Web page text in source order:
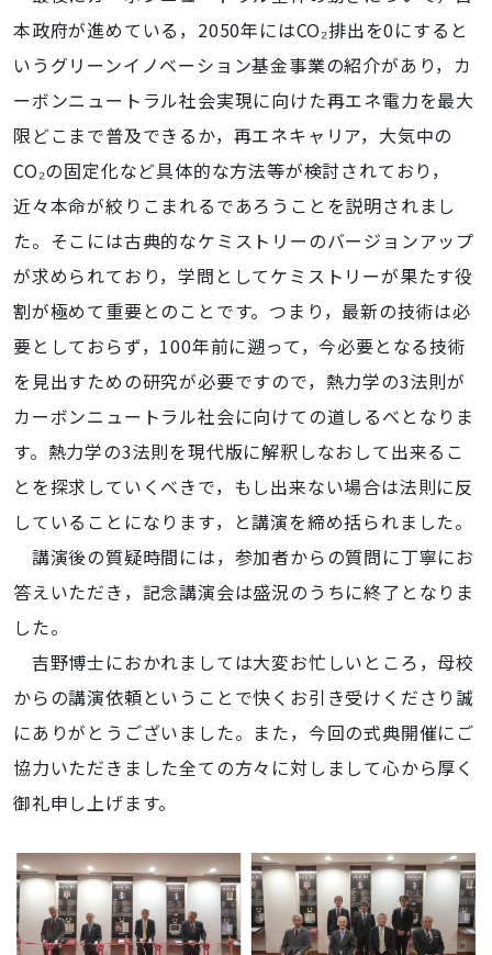
本政府が進めている，2050年にはCO₂排出を0にすると
いうグリーンイノベーション基金事業の紹介があり，カ
ーボンニュートラル社会実現に向けた再エネ電力を最大
限どこまで普及できるか，再エネキャリア，大気中の
CO₂の固定化など具体的な方法等が検討されており，
近々本命が絞りこまれるであろうことを説明されまし
た。そこには古典的なケミストリーのバージョンアップ
が求められており，学問としてケミストリーが果たす役
割が極めて重要とのことです。つまり，最新の技術は必
要としておらず，100年前に遡って，今必要となる技術
を見出すための研究が必要ですので，熱力学の3法則が
カーボンニュートラル社会に向けての道しるべとなりま
す。熱力学の3法則を現代版に解釈しなおして出来るこ
とを探求していくべきで，もし出来ない場合は法則に反
していることになります，と講演を締め括られました。
講演後の質疑時間には，参加者からの質問に丁寧にお
答えいただき，記念講演会は盛況のうちに終了となりま
した。
吉野博士におかれましては大変お忙しいところ，母校
からの講演依頼ということで快くお引き受けくださり誠
にありがとうございました。また，今回の式典開催にご
協力いただきました全ての方々に対しまして心から厚く
御礼申し上げます。